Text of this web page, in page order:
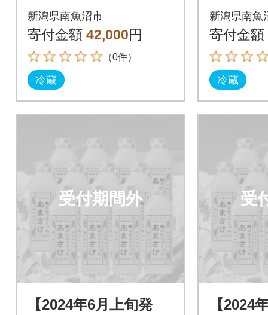
つくったあまさけ(82
5g×12本)
新潟県南魚沼市
寄付金額 42,000円
（0件）
冷蔵
つくっ
5g×12本
新潟県南魚
寄付金額
冷蔵
受付期間外
【2024年6月上旬発
受
【2024